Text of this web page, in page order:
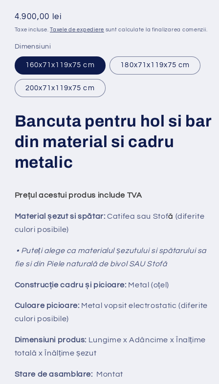
Preț
obișnuit
4.900,00 lei
Taxe incluse. Taxele de expediere sunt calculate la finalizarea comenzii.
Dimensiuni
160x71x119x75 cm 180x71x119x75 cm
200x71x119x75 cm
Bancuta pentru hol si bar
din material si cadru
metalic
Prețul acestui produs include TVA
Material șezut si spătar: Catifea sau Stofă (diferite
culori posibile)
• Puteți alege ca materialul șezutului si spătarului sa
fie si din Piele naturală de bivol SAU Stofă
Construcție cadru și picioare: Metal (oțel)
Culoare picioare: Metal vopsit electrostatic (diferite
culori posibile)
Dimensiuni produs: Lungime x Adâncime x Înalțime
totală x Înălțime șezut
Stare de asamblare: Montat